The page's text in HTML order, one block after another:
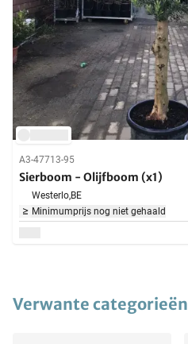
A3-47713-95
Sierboom - Olijfboom (x1)
Westerlo,BE
Minimumprijs nog niet gehaald
Verwante categorieën